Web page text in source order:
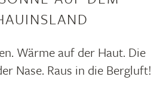
Wärme auf der Haut. Die
Nase. Raus in die Bergluft!